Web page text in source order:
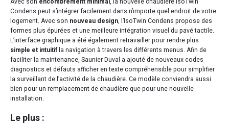
Condens peut s’intégrer facilement dans n’importe quel endroit de votre
logement. Avec son nouveau design, l’IsoTwin Condens propose des
formes plus épurées et une meilleure intégration visuel du pavé tactile.
L’interface graphique a été également retravailler pour rendre plus
simple et intuitifla navigation à travers les différents menus. Afin de
faciliter la maintenance, Saunier Duval a ajouté de nouveaux codes
diagnostics et défauts afficher en texte compréhensible pour simplifier
la surveillant de l’activité de la chaudière. Ce modèle conviendra aussi
bien pour un remplacement de chaudière que pour une nouvelle
installation.
Le plus :